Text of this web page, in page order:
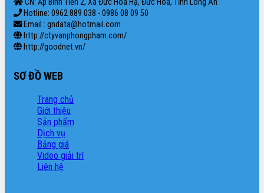
CN: Ấp Bình Tiền 2, Xã Đức Hòa Hạ, Đức Hòa, Tỉnh Long An
Hotline: 0962 889 038 - 0986 08 09 50
Email : gndata@hotmail.com
http://ctyvanphongpham.com/
http://goodnet.vn/
SƠ ĐỒ WEB
Trang chủ
Giới thiệu
Sản phẩm
Dịch vụ
Bảng giá
Video giải trí
Liên hệ